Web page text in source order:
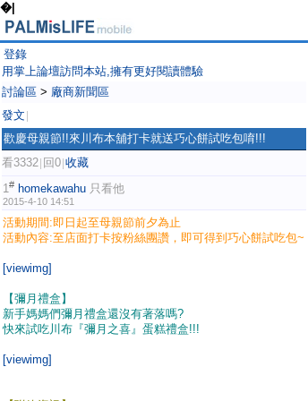
�|
登錄
用掌上論壇訪問本站,擁有更好閱讀體驗
討論區 > 廠商新聞區
發文
歡慶母親節!!來川布本舖打卡就送巧心餅試吃包唷!!!
看3332 回0 收藏
1# homekawahu 只看他
2015-4-10 14:51
活動期間:即日起至母親節前夕為止
活動內容:至店面打卡按粉絲團讚，即可得到巧心餅試吃包~
[viewimg]
【彌月禮盒】
新手媽媽們彌月禮盒還沒有著落嗎?
快來試吃川布『彌月之喜』蛋糕禮盒!!!
[viewimg]